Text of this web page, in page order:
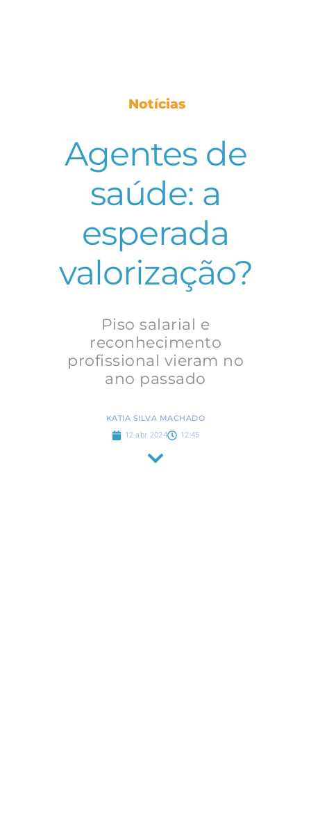
Notícias
Agentes de
saúde: a
esperada
valorização?
Piso salarial e
reconhecimento
profissional vieram no
ano passado
KATIA SILVA MACHADO
12 abr 2024 12:45